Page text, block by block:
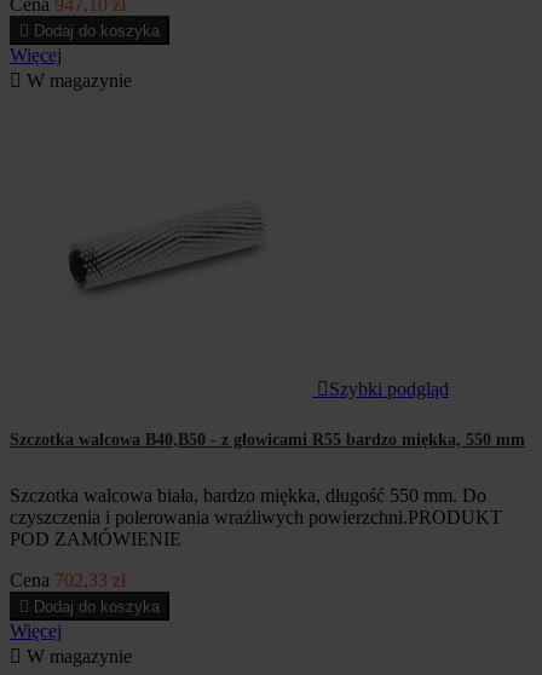
Cena 947,10 zł
 Dodaj do koszyka
Więcej
 W magazynie
 Szybki podgląd
Szczotka walcowa B40,B50 - z głowicami R55 bardzo miękka, 550 mm
Szczotka walcowa biała, bardzo miękka, długość 550 mm. Do
czyszczenia i polerowania wrażliwych powierzchni.PRODUKT
POD ZAMÓWIENIE
Cena 702,33 zł
 Dodaj do koszyka
Więcej
 W magazynie